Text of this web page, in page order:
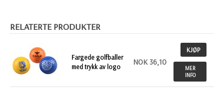
RELATERTE PRODUKTER
Fargede golfballer
med trykk av logo
NOK 36,10
KJØP
MER
INFO